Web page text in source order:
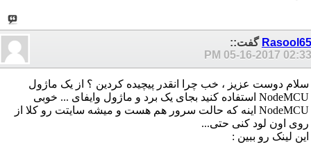
Rasool65 گفت::
05-16-2017 02:33 PM
سلام دوست عزیز ، خب چرا انقدر پیچیده کردین ؟ از یک ماژول
NodeMCU استفاده کنید بجای یک برد و ماژول وایفای ... خوبی
NodeMCU اینه که حالت سرور هم هست و میشه سایتت رو کلا از
روی اون لود کنی حتی...
این لینک رو ببین :